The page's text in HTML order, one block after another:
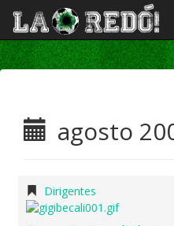
agosto
Dirigentes